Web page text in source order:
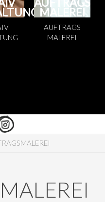
AUFTRAGS
MALEREI
AUFTRAGS
MALEREI